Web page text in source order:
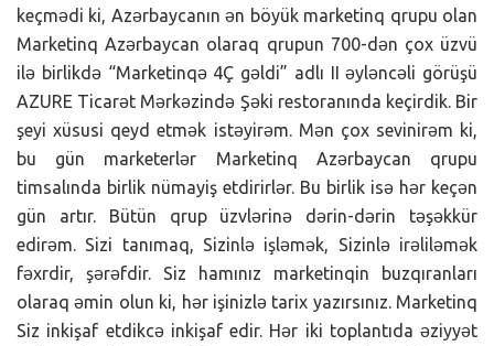
keçmədi ki, Azərbaycanın ən böyük marketinq qrupu olan
Marketinq Azərbaycan olaraq qrupun 700-dən çox üzvü
ilə birlikdə “Marketinqə 4Ç gəldi” adlı II əyləncəli görüşü
AZURE Ticarət Mərkəzində Şəki restoranında keçirdik. Bir
şeyi xüsusi qeyd etmək istəyirəm. Mən çox sevinirəm ki,
bu gün marketerlər Marketinq Azərbaycan qrupu
timsalında birlik nümayiş etdirirlər. Bu birlik isə hər keçən
gün artır. Bütün qrup üzvlərinə dərin-dərin təşəkkür
edirəm. Sizi tanımaq, Sizinlə işləmək, Sizinlə irəliləmək
fəxrdir, şərəfdir. Siz hamınız marketinqin buzqıranları
olaraq əmin olun ki, hər işinizlə tarix yazırsınız. Marketinq
Siz inkişaf etdikcə inkişaf edir. Hər iki toplantıda əziyyət